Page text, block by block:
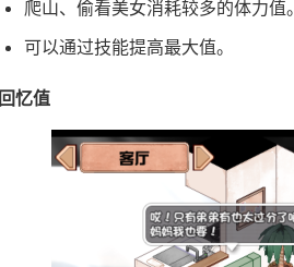
爬山、偷看美女消耗较多的体力值。
可以通过技能提高最大值。
回忆值